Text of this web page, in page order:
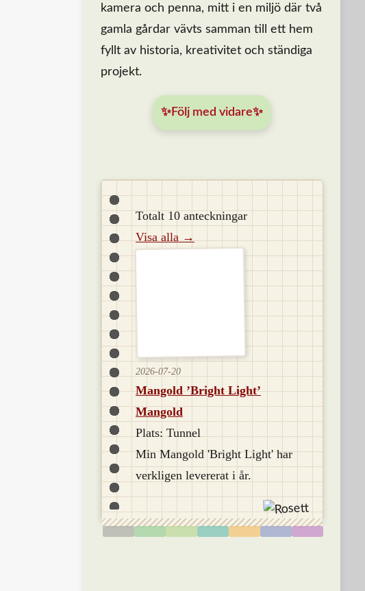
kamera och penna, mitt i en miljö där två
gamla gårdar vävts samman till ett hem
fyllt av historia, kreativitet och ständiga
projekt.
✨Följ med vidare✨
Totalt 10 anteckningar
Visa alla →
2026-07-20
Mangold ’Bright Light’
Mangold
Plats: Tunnel
Min Mangold 'Bright Light' har
verkligen levererat i år.